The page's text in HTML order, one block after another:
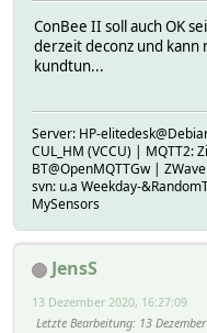
ConBee II soll auch OK
derzeit deconz und
kundtun...
Server: HP-
CUL_HM (VCCU) | MQTT2:
BT@OpenMQTTGw |
svn: u.a Weekday-
MySensors
JensS
13 Dezember 2020, 16:27:09
Letzte Bearbeitung: 13